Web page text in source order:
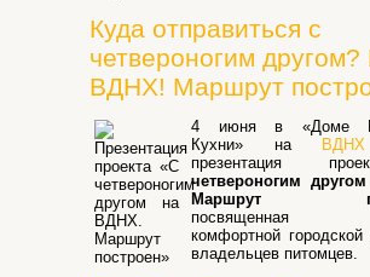
Куда отправиться с
четвероногим
ВДНХ! Маршрут
4 июня в «Доме
Кухни» на
ВДНХ
презентация
четвероногим
Маршрут
посвященная
комфортной
владельцев питомцев.